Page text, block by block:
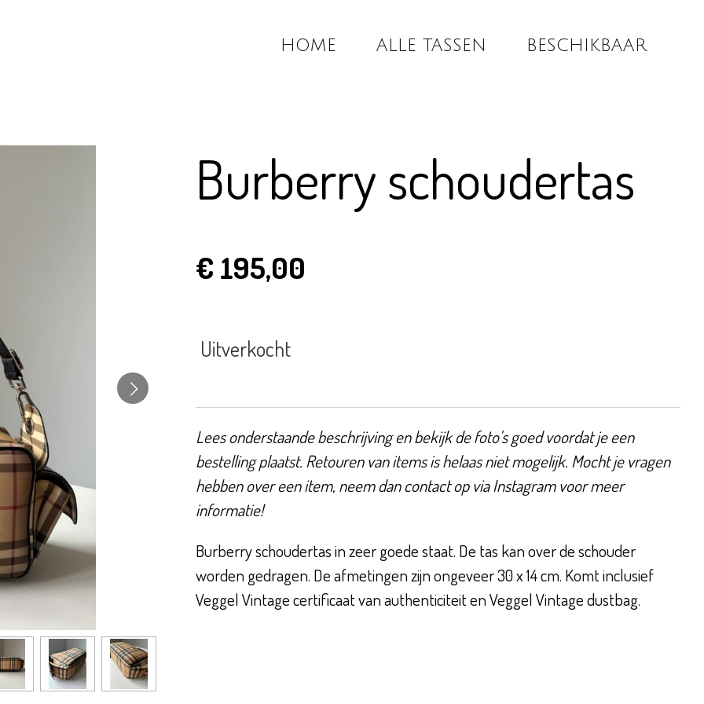
HOME ALLE TASSEN BESCHIKBAAR
Burberry schoudertas
€ 195,00
Uitverkocht
Lees onderstaande beschrijving en bekijk de foto's goed voordat je een
bestelling plaatst. Retouren van items is helaas niet mogelijk. Mocht je vragen
hebben over een item, neem dan contact op via Instagram voor meer
informatie!
Burberry schoudertas in zeer goede staat. De tas kan over de schouder
worden gedragen. De afmetingen zijn ongeveer 30 x 14 cm. Komt inclusief
Veggel Vintage certificaat van authenticiteit en Veggel Vintage dustbag.